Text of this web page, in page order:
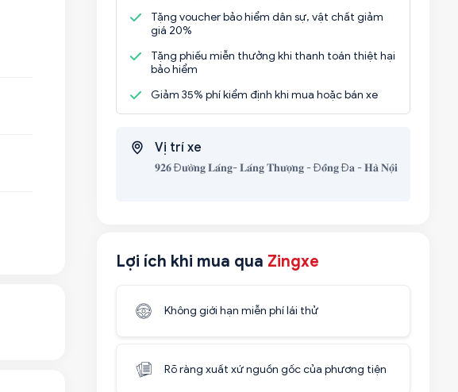
Tặng voucher bảo hiểm dân sự, vật chất giảm
giá 20%
Tặng phiếu miễn thưởng khi thanh toán thiệt hại
bảo hiểm
Giảm 35% phí kiểm định khi mua hoặc bán xe
Vị trí xe
𝟗𝟐𝟔 Đ𝐮̛𝐨̛̀𝐧𝐠 𝐋𝐚́𝐧𝐠- 𝐋𝐚́𝐧𝐠 𝐓𝐡𝐮̛𝐨̛̣𝐧𝐠 - Đ𝐨̂́𝐧𝐠 Đ𝐚 - 𝐇𝐚̀ 𝐍𝐨̣̂𝐢
Lợi ích khi mua qua Zingxe
Không giới hạn miễn phí lái thử
Rõ ràng xuất xứ nguồn gốc của phương tiện